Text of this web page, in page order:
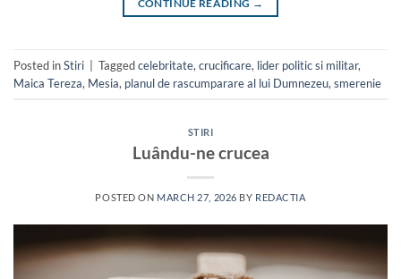
CONTINUE READING →
Posted inStiri Taggedcelebritate, crucificare, lider politic si militar,
Maica Tereza, Mesia, planul de rascumparare al lui Dumnezeu, smerenie
STIRI
Luându-ne crucea
POSTED ON MARCH 27, 2026 BY REDACTIA